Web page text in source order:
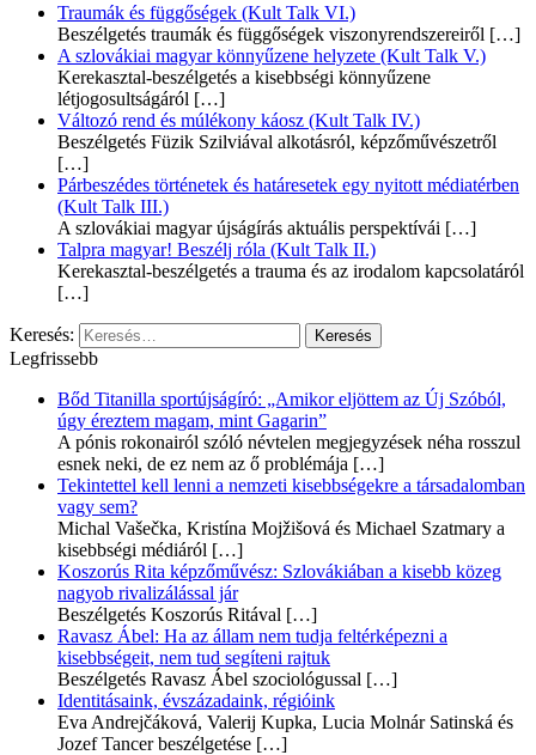
Traumák és függőségek (Kult Talk VI.)
Beszélgetés traumák és függőségek viszonyrendszereiről […]
A szlovákiai magyar könnyűzene helyzete (Kult Talk V.)
Kerekasztal-beszélgetés a kisebbségi könnyűzene
létjogosultságáról […]
Változó rend és múlékony káosz (Kult Talk IV.)
Beszélgetés Füzik Szilviával alkotásról, képzőművészetről
[…]
Párbeszédes történetek és határesetek egy nyitott médiatérben
(Kult Talk III.)
A szlovákiai magyar újságírás aktuális perspektívái […]
Talpra magyar! Beszélj róla (Kult Talk II.)
Kerekasztal-beszélgetés a trauma és az irodalom kapcsolatáról
[…]
Keresés:
Legfrissebb
Bőd Titanilla sportújságíró: „Amikor eljöttem az Új Szóból,
úgy éreztem magam, mint Gagarin”
A pónis rokonairól szóló névtelen megjegyzések néha rosszul
esnek neki, de ez nem az ő problémája […]
Tekintettel kell lenni a nemzeti kisebbségekre a társadalomban
vagy sem?
Michal Vašečka, Kristína Mojžišová és Michael Szatmary a
kisebbségi médiáról […]
Koszorús Rita képzőművész: Szlovákiában a kisebb közeg
nagyob rivalizálással jár
Beszélgetés Koszorús Ritával […]
Ravasz Ábel: Ha az állam nem tudja feltérképezni a
kisebbségeit, nem tud segíteni rajtuk
Beszélgetés Ravasz Ábel szociológussal […]
Identitásaink, évszázadaink, régióink
Eva Andrejčáková, Valerij Kupka, Lucia Molnár Satinská és
Jozef Tancer beszélgetése […]